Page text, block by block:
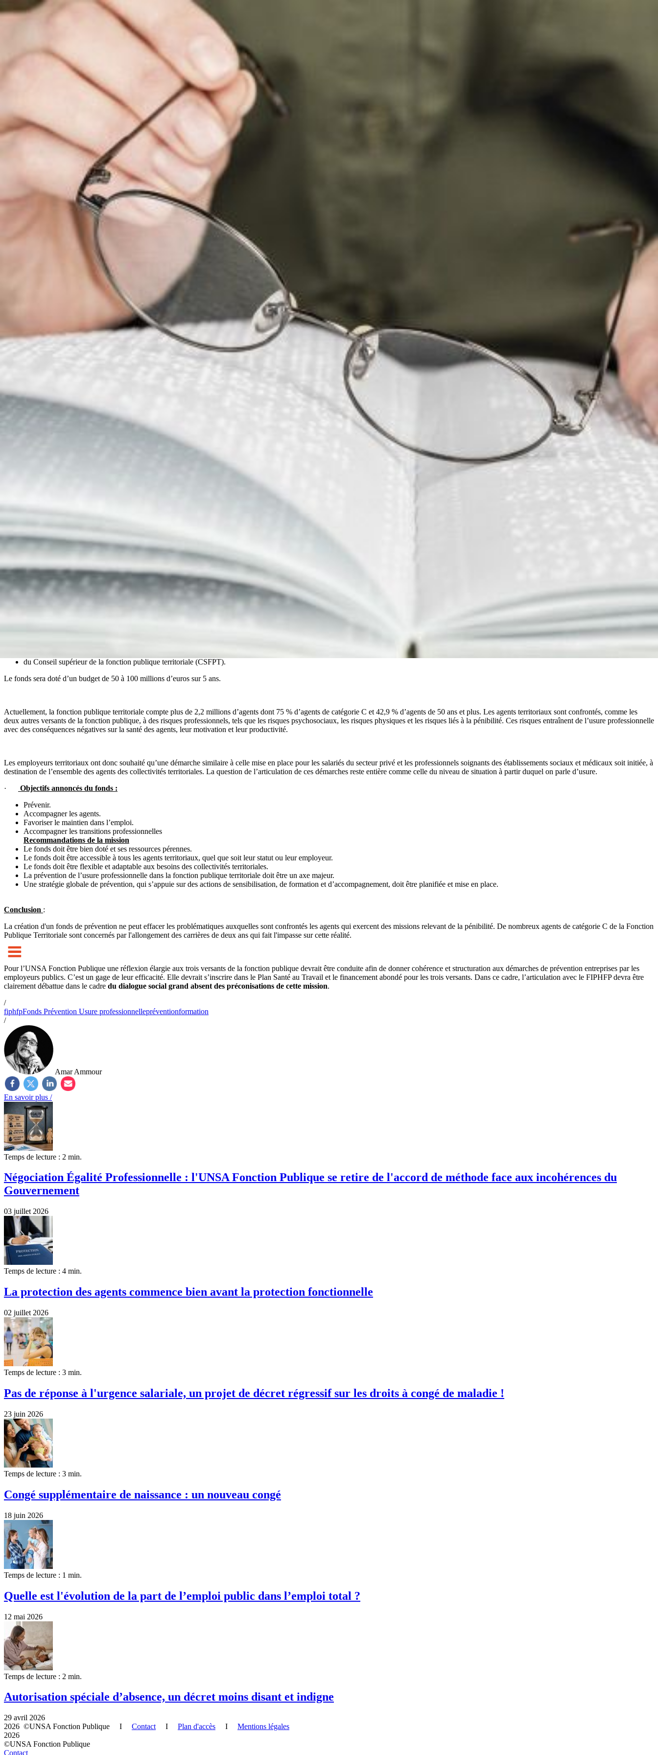
S'inscrire à la newsletter Découvrir l'UNSA
|
OTE et DDI
Travail & santé
Le dialogue social engagé pour une Intelligence Artificielle au service du public et des agents
OK
Travail & santé
Action sociale
Contractuels
Le dialogue social engagé pour une Intelligence Artificielle au service du public et des agents
Nous rejoindre
Comment Agir ?
13 décembre 2023 / Temps de lecture : 2 min /Imprimer cet article
Quel fonds de prévention de l'usure professionnelle dans le versant territorial ?
Préfiguration du fonds en faveur de la prévention de l’usure professionnelle, du maintien dans l’emploi
et de l’accompagnement des transitions professionnelles dans la fonction publique territoriale
Transformation et de la Fonction publiques le 16 novembre 2023.
Quel fonds de prévention de l'usure professionnelle dans le versant territorial ?
Un rapport sur le futur fonds de prévention de l’usure professionnelle dans le versant territorial a été remis au ministre de la Transformation et de la Fonction publiques le 16 novembre 2023. Les rapporteurs de
cette mission sont les mêmes représentants prévus pour le comité de pilotage du fonds :
du Conseil supérieur de la fonction publique territoriale (CSFPT).
Le fonds sera doté d’un budget de 50 à 100 millions d’euros sur 5 ans.
Actuellement, la fonction publique territoriale compte plus de 2,2 millions d’agents dont 75 % d’agents de catégorie C et 42,9 % d’agents de 50 ans et plus. Les agents territoriaux sont confrontés, comme les
deux autres versants de la fonction publique, à des risques professionnels, tels que les risques psychosociaux, les risques physiques et les risques liés à la pénibilité. Ces risques entraînent de l’usure professionnelle
avec des conséquences négatives sur la santé des agents, leur motivation et leur productivité.
Les employeurs territoriaux ont donc souhaité qu’une démarche similaire à celle mise en place pour les salariés du secteur privé et les professionnels soignants des établissements sociaux et médicaux soit initiée, à
destination de l’ensemble des agents des collectivités territoriales. La question de l’articulation de ces démarches reste entière comme celle du niveau de situation à partir duquel on parle d’usure.
·
Objectifs annoncés du fonds :
Prévenir.
Accompagner les agents.
Favoriser le maintien dans l’emploi.
Accompagner les transitions professionnelles
Recommandations de la mission
Le fonds doit être bien doté et ses ressources pérennes.
Le fonds doit être accessible à tous les agents territoriaux, quel que soit leur statut ou leur employeur.
Le fonds doit être flexible et adaptable aux besoins des collectivités territoriales.
La prévention de l’usure professionnelle dans la fonction publique territoriale doit être un axe majeur.
Une stratégie globale de prévention, qui s’appuie sur des actions de sensibilisation, de formation et d’accompagnement, doit être planifiée et mise en place.
Conclusion :
La création d'un fonds de prévention ne peut effacer les problématiques auxquelles sont confrontés les agents qui exercent des missions relevant de la pénibilité. De nombreux agents de catégorie C de la Fonction
Publique Territoriale sont concernés par l'allongement des carrières de deux ans qui fait l'impasse sur cette réalité.
Pour l’UNSA Fonction Publique une réflexion élargie aux trois versants de la fonction publique devrait être conduite afin de donner cohérence et structuration aux démarches de prévention entreprises par les
employeurs publics. C’est un gage de leur efficacité. Elle devrait s’inscrire dans le Plan Santé au Travail et le financement abondé pour les trois versants. Dans ce cadre, l’articulation avec le FIPHFP devra être
clairement débattue dans le cadre du dialogue social grand absent des préconisations de cette mission.
/
fiphfpFonds Prévention Usure professionnellepréventionformation
/
Amar Ammour
En savoir plus /
Temps de lecture : 2 min.
Négociation Égalité Professionnelle : l'UNSA Fonction Publique se retire de l'accord de méthode face aux incohérences du
Gouvernement
03 juillet 2026
Temps de lecture : 4 min.
La protection des agents commence bien avant la protection fonctionnelle
02 juillet 2026
Temps de lecture : 3 min.
Pas de réponse à l'urgence salariale, un projet de décret régressif sur les droits à congé de maladie !
23 juin 2026
Temps de lecture : 3 min.
Congé supplémentaire de naissance : un nouveau congé
18 juin 2026
Temps de lecture : 1 min.
Quelle est l'évolution de la part de l’emploi public dans l’emploi total ?
12 mai 2026
Temps de lecture : 2 min.
Autorisation spéciale d’absence, un décret moins disant et indigne
29 avril 2026
2026 ©UNSA Fonction Publique I Contact I Plan d'accès I Mentions légales
2026
©UNSA Fonction Publique
Contact